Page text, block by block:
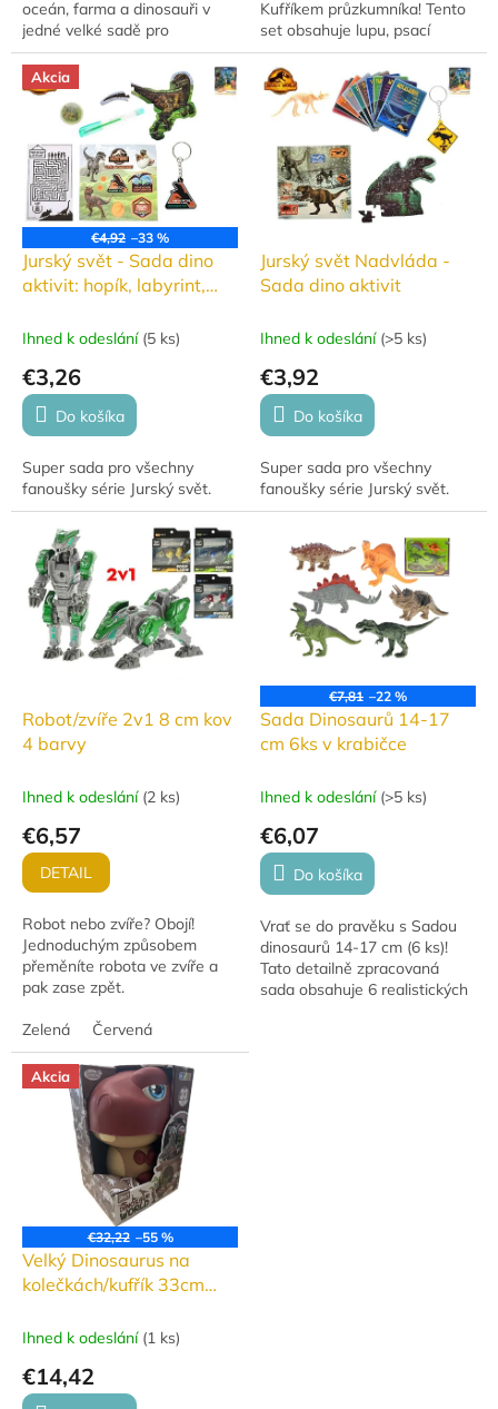
oceán, farma a dinosauři v
jedné velké sadě pro
nekonečné hraní a poznávání,
60 ks.
Kufříkem průzkumníka! Tento
set obsahuje lupu, psací
potřeby a fosilii, které vaše
malé badatele zavedou do
fascinujícího...
Akcia
€4,92 –33 %
Jurský svět - Sada dino
aktivit: hopík, labyrint,
a pero
Ihned k odeslání (5 ks)
€3,26
Do košíka
Super sada pro všechny
fanoušky série Jurský svět.
Jurský svět Nadvláda -
Sada dino aktivit
Ihned k odeslání (>5 ks)
€3,92
Do košíka
Super sada pro všechny
fanoušky série Jurský svět.
Robot/zvíře 2v1 8 cm kov
4 barvy
Ihned k odeslání (2 ks)
€6,57
DETAIL
Robot nebo zvíře? Obojí!
Jednoduchým způsobem
přeměníte robota ve zvíře a
pak zase zpět.
Zelená Červená
€7,81 –22 %
Sada Dinosaurů 14-17
cm 6ks v krabičce
Ihned k odeslání (>5 ks)
€6,07
Do košíka
Vrať se do pravěku s Sadou
dinosaurů 14-17 cm (6 ks)!
Tato detailně zpracovaná
sada obsahuje 6 realistických
Akcia
€32,22 –55 %
Velký Dinosaurus na
kolečkách/kufřík 33cm
doplňky v krabičce
Ihned k odeslání (1 ks)
€14,42